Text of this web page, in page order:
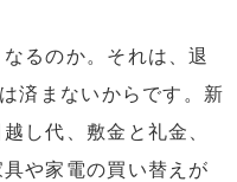
るのか。それは、退
済まないからです。新
し代、敷金と礼金、
や家電の買い替えが